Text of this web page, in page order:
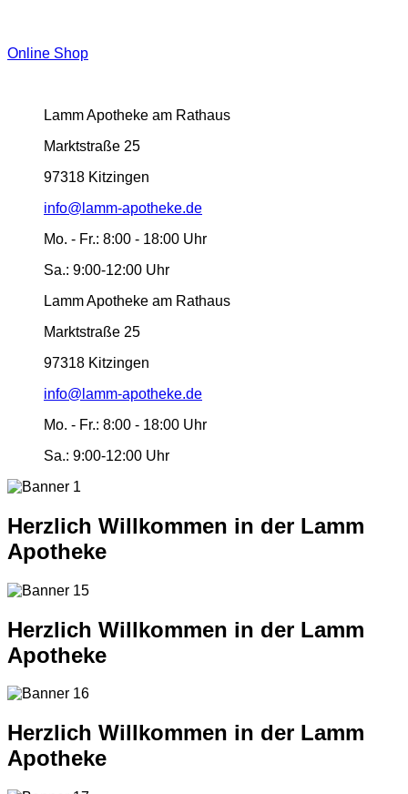
Online Shop
Lamm Apotheke am Rathaus
Marktstraße 25
97318 Kitzingen
info@lamm-apotheke.de
Mo. - Fr.: 8:00 - 18:00 Uhr
Sa.: 9:00-12:00 Uhr
Lamm Apotheke am Rathaus
Marktstraße 25
97318 Kitzingen
info@lamm-apotheke.de
Mo. - Fr.: 8:00 - 18:00 Uhr
Sa.: 9:00-12:00 Uhr
Herzlich Willkommen in der Lamm
Apotheke
Herzlich Willkommen in der Lamm
Apotheke
Herzlich Willkommen in der Lamm
Apotheke